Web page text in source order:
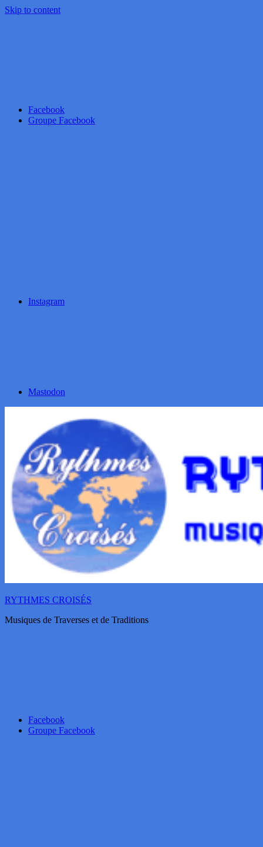
Skip to content
Facebook
Groupe Facebook
Instagram
Mastodon
RYTHMES CROISÉS
Musiques de Traverses et de Traditions
Facebook
Groupe Facebook